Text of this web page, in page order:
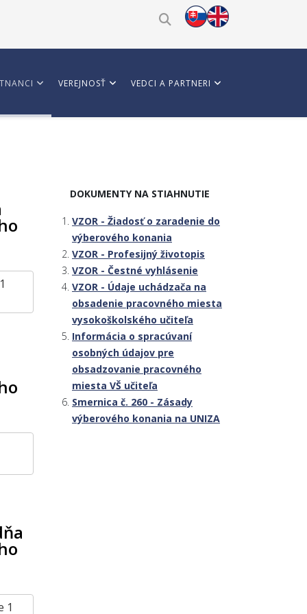
VEREJNOSŤ VEDCI A PARTNERI
1
DOKUMENTY NA STIAHNUTIE
VZOR - Žiadosť o zaradenie do
výberového konania
VZOR - Profesijný životopis
VZOR - Čestné vyhlásenie
VZOR - Údaje uchádzača na
obsadenie pracovného miesta
vysokoškolského učiteľa
Informácia o spracúvaní
osobných údajov pre
obsadzovanie pracovného
miesta VŠ učiteľa
Smernica č. 260 - Zásady
výberového konania na UNIZA